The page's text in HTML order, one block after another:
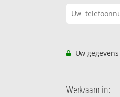
Uw
Werkzaam in: